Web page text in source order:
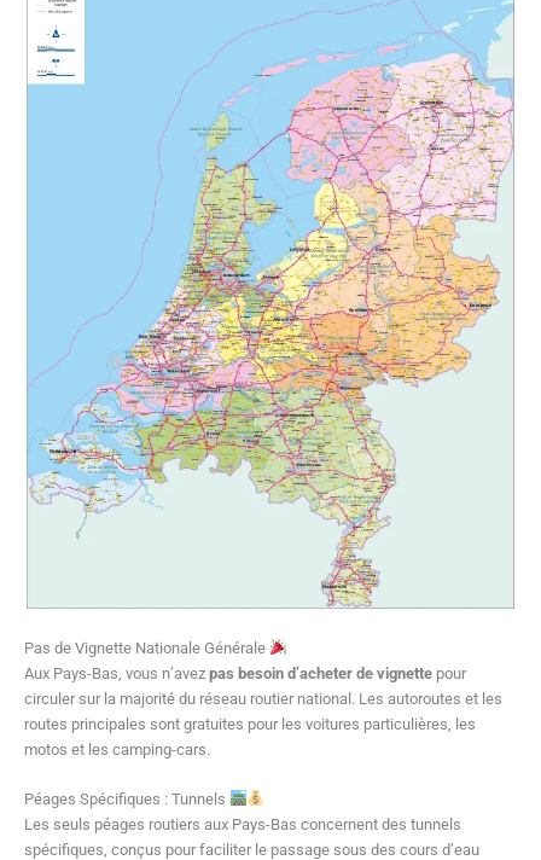
Pas de Vignette Nationale Générale
Aux Pays-Bas, vous n’avez pas besoin d’acheter de vignette pour
circuler sur la majorité du réseau routier national. Les autoroutes et les
routes principales sont gratuites pour les voitures particulières, les
motos et les camping-cars.
Péages Spécifiques : Tunnels
Les seuls péages routiers aux Pays-Bas concernent des tunnels
spécifiques, conçus pour faciliter le passage sous des cours d’eau